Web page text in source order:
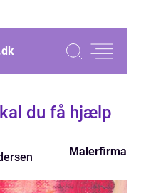
dk
du få hjælp
Malerfirma